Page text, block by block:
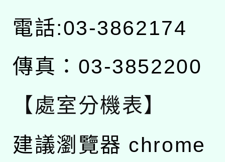
電話:03-3862174
傳真：03-3852200
【處室分機表】
建議瀏覽器 chrome